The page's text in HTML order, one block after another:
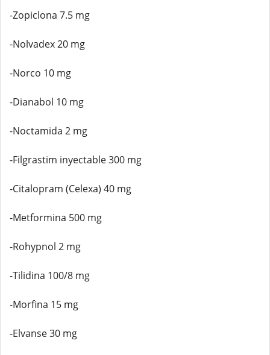
-Zopiclona 7.5 mg
-Nolvadex 20 mg
-Norco 10 mg
-Dianabol 10 mg
-Noctamida 2 mg
-Filgrastim inyectable 300 mg
-Citalopram (Celexa) 40 mg
-Metformina 500 mg
-Rohypnol 2 mg
-Tilidina 100/8 mg
-Morfina 15 mg
-Elvanse 30 mg